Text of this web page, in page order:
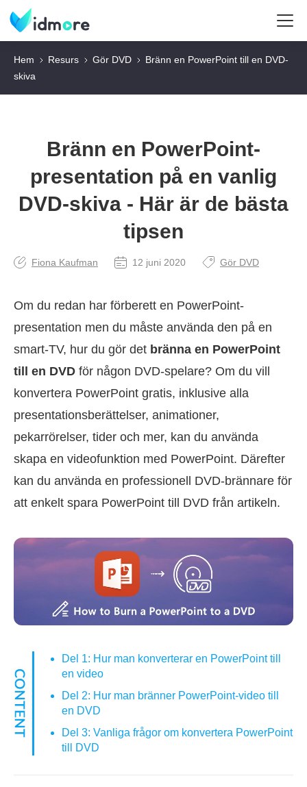
Hem Resurs Gör DVD
Bränn en PowerPoint till en DVD-
skiva
Bränn en PowerPoint-
presentation på en vanlig
DVD-skiva - Här är de bästa
tipsen
Fiona Kaufman 12 juni 2020 Gör DVD
Om du redan har förberett en PowerPoint-
presentation men du måste använda den på en
smart-TV, hur du gör det bränna en PowerPoint
till en DVD för någon DVD-spelare? Om du vill
konvertera PowerPoint gratis, inklusive alla
presentationsberättelser, animationer,
pekarrörelser, tider och mer, kan du använda
skapa en videofunktion med PowerPoint. Därefter
kan du använda en professionell DVD-brännare för
att enkelt spara PowerPoint till DVD från artikeln.
Del 1: Hur man konverterar en PowerPoint till
en video
Del 2: Hur man bränner PowerPoint-video till
en DVD
Del 3: Vanliga frågor om konvertera PowerPoint
till DVD